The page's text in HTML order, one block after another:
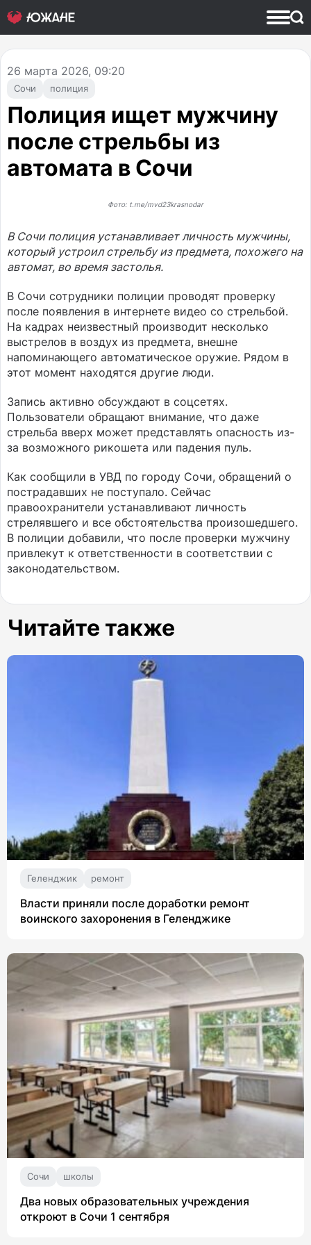
Сочи полиция
26 марта 2026, 09:20
Полиция ищет мужчину
после стрельбы из
автомата в Сочи
Фото: t.me/mvd23krasnodar
В Сочи полиция устанавливает личность мужчины,
который устроил стрельбу из предмета, похожего на
автомат, во время застолья.
В Сочи сотрудники полиции проводят проверку
после появления в интернете видео со стрельбой.
На кадрах неизвестный производит несколько
выстрелов в воздух из предмета, внешне
напоминающего автоматическое оружие. Рядом в
этот момент находятся другие люди.
Запись активно обсуждают в соцсетях.
Пользователи обращают внимание, что даже
стрельба вверх может представлять опасность из-
за возможного рикошета или падения пуль.
Как сообщили в УВД по городу Сочи, обращений о
пострадавших не поступало. Сейчас
правоохранители устанавливают личность
стрелявшего и все обстоятельства произошедшего.
В полиции добавили, что после проверки мужчину
привлекут к ответственности в соответствии с
законодательством.
Читайте также
Геленджик ремонт
Власти приняли после доработки ремонт
воинского захоронения в Геленджике
Сочи школы
Два новых образовательных учреждения
откроют в Сочи 1 сентября